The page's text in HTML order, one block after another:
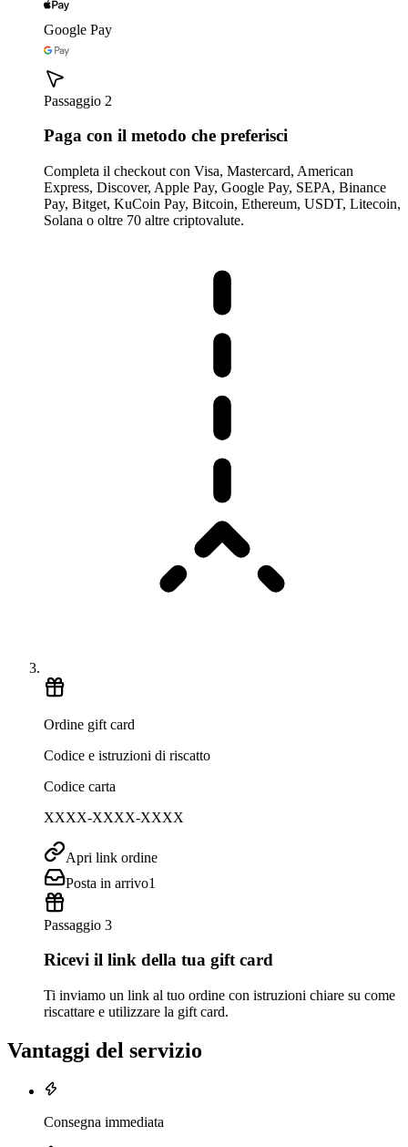
Google Pay
Passaggio 2
Paga con il metodo che preferisci
Completa il checkout con Visa, Mastercard, American
Express, Discover, Apple Pay, Google Pay, SEPA, Binance
Pay, Bitget, KuCoin Pay, Bitcoin, Ethereum, USDT, Litecoin,
Solana o oltre 70 altre criptovalute.
Ordine gift card
Codice e istruzioni di riscatto
Codice carta
XXXX-XXXX-XXXX
Apri link ordine
Posta in arrivo1
Passaggio 3
Ricevi il link della tua gift card
Ti inviamo un link al tuo ordine con istruzioni chiare su come
riscattare e utilizzare la gift card.
Vantaggi del servizio
Consegna immediata